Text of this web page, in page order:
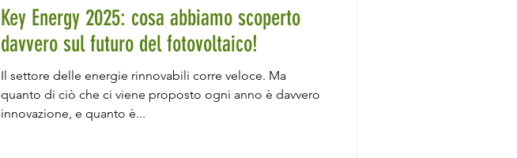
Key Energy 2025: cosa abbiamo scoperto
davvero sul futuro del fotovoltaico!
Il settore delle energie rinnovabili corre veloce. Ma
quanto di ciò che ci viene proposto ogni anno è davvero
innovazione, e quanto è...